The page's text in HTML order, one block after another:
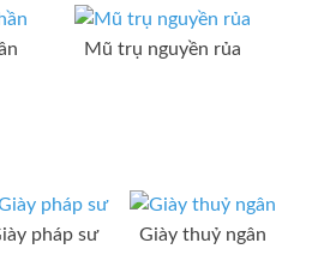
Mũ trụ nguyền rủa
pháp sư Giày thuỷ ngân